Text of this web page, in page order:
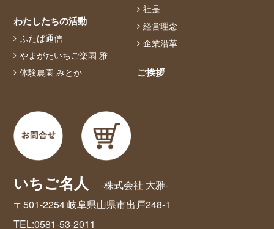
わたしたちの活動
ふたば通信
やまがたいちご楽園 雅
体験農園 みとか
社是
経営理念
企業沿革
ご挨拶
いちご名人
-株式会社 大雅-
〒501-2254 岐阜県山県市出戸248-1
TEL:0581-53-2011